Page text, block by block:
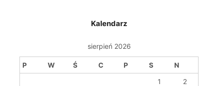
Kalendarz
sierpień 2026
P W Ś C P S
N
1
2